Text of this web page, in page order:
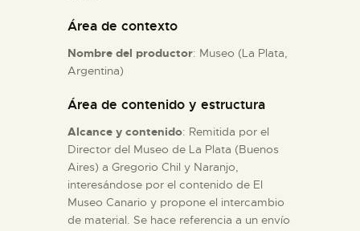
Área de contexto
Nombre del productor: Museo (La Plata,
Argentina)
Área de contenido y estructura
Alcance y contenido: Remitida por el
Director del Museo de La Plata (Buenos
Aires) a Gregorio Chil y Naranjo,
interesándose por el contenido de El
Museo Canario y propone el intercambio
de material. Se hace referencia a un envío